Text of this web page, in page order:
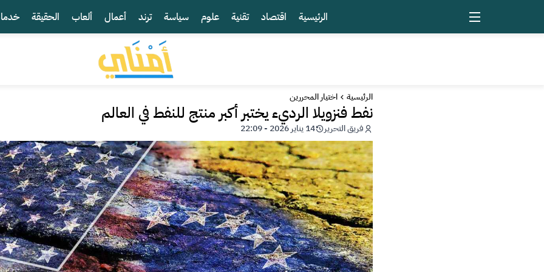
الرئيسية اقتصاد تقنية علوم سياسة ترند أعمال ألعاب الحقيقة
الرئيسية اختيار المحررين
نفط فنزويلا الرديء يختبر أكبر منتج للنفط في العالم
فريق التحرير 14 يناير 2026 - 22:09